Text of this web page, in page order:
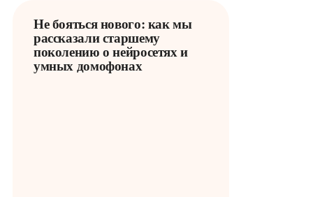
Не бояться нового: как мы
рассказали старшему
поколению о нейросетях и
умных домофонах